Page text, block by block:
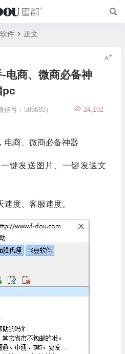
件 正文
电商、微商必备神
pc
信号：588693）
24,102
电商、微商必备神器
键发送图片、一键发送文
度、客服速度。